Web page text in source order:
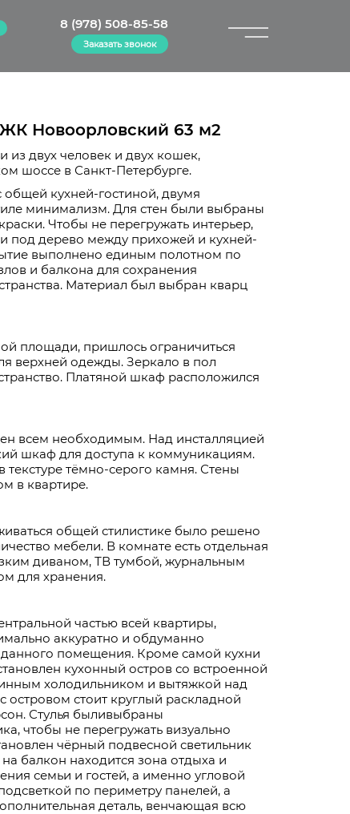
×
8 (978) 508-85-58
Заказать звонок
ЖК Новоорловский 63 м2
из двух человек и двух кошек,
шоссе в Санкт-Петербурге.
общей кухней-гостиной, двумя
минимализм. Для стен были выбраны
Чтобы не перегружать интерьер,
под дерево между прихожей и кухней-
выполнено единым полотном по
и балкона для сохранения
Материал был выбран кварц
площади, пришлось ограничиться
верхней одежды. Зеркало в пол
Платяной шкаф расположился
всем необходимым. Над инсталляцией
шкаф для доступа к коммуникациям.
тёмно-серого камня. Стены
в квартире.
общей стилистике было решено
мебели. В комнате есть отдельная
диваном, ТВ тумбой, журнальным
для хранения.
частью всей квартиры,
аккуратно и обдуманно
помещения. Кроме самой кухни
кухонный остров со встроенной
холодильником и вытяжкой над
островом стоит круглый раскладной
Стулья быливыбраны
чтобы не перегружать визуально
чёрный подвесной светильник
балкон находится зона отдыха и
семьи и гостей, а именно угловой
по периметру панелей, а
деталь, венчающая всю